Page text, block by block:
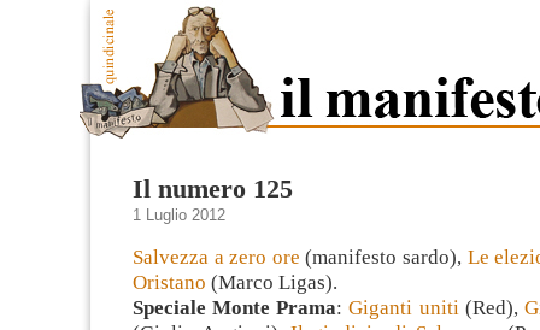
Il numero 125
1 Luglio 2012
Salvezza a zero ore(manifesto sardo), Le
Oristano (Marco Ligas).
Speciale Monte Prama:Giganti uniti (Red),